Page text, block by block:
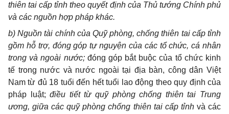
thiên tai cấp tỉnh theo quyết định của Thủ tướng Chính phủ
và các nguồn hợp pháp khác.
b)Nguồn tài chính của Quỹ phòng, chống thiên tai cấp tỉnh
gồm hỗ trợ, đóng góp tự nguyện của các tổ chức, cá nhân
trong và ngoài nước; đóng góp bắt buộc của tổ chức kinh
tế trong nước và nước ngoài tại địa bàn, công dân Việt
Nam từ đủ 18 tuổi đến hết tuổi lao động theo quy định của
pháp luật;điều tiết từ quỹ phòng chống thiên tai Trung
ương, giữa các quỹ phòng chống thiên tai cấp tỉnh vàcác